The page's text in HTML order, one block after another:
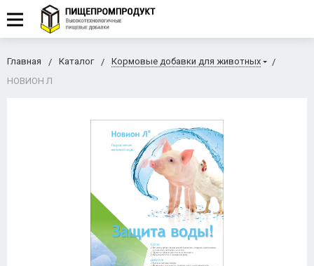
Главная Каталог
Кормовые добавки для животных
НОВИОН Л